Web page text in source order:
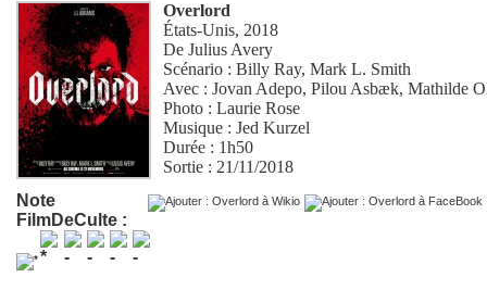
Overlord
États-Unis, 2018
DeJulius Avery
Scénario :Billy Ray,Mark L. Smith
Avec :Jovan Adepo,Pilou Asbæk,Mathilde
Photo :Laurie Rose
Musique :Jed Kurzel
Durée : 1h50
Sortie : 21/11/2018
Note
FilmDeCulte :